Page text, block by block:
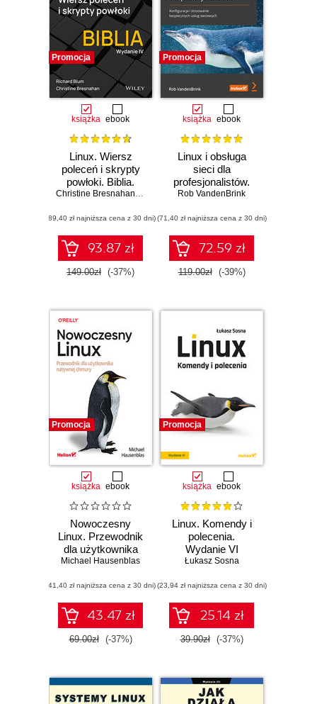
Promocja
książka ebook
Linux. Wiersz
poleceń i skrypty
powłoki. Biblia.
Wydanie IV
Christine Bresnahan
,Richard Blum
(89,40 zł najniższa cena z 30 dni)
93.87 zł
149.00zł (-37%)
Promocja
książka ebook
Linux i obsługa
sieci dla
profesjonalistów.
Konfiguracja i
bezpiecznych
usług sieciowych
Rob VandenBrink
(71,40 zł najniższa cena z 30 dni)
72.59 zł
119.00zł (-39%)
Promocja
książka ebook
Nowoczesny
Linux. Przewodnik
dla użytkownika
natywnej chmury
Michael Hausenblas
(41,40 zł najniższa cena z 30 dni)
43.47 zł
69.00zł (-37%)
Promocja
książka ebook
Linux. Komendy i
polecenia.
Wydanie VI
Łukasz Sosna
(23,94 zł najniższa cena z 30 dni)
25.14 zł
39.90zł (-37%)